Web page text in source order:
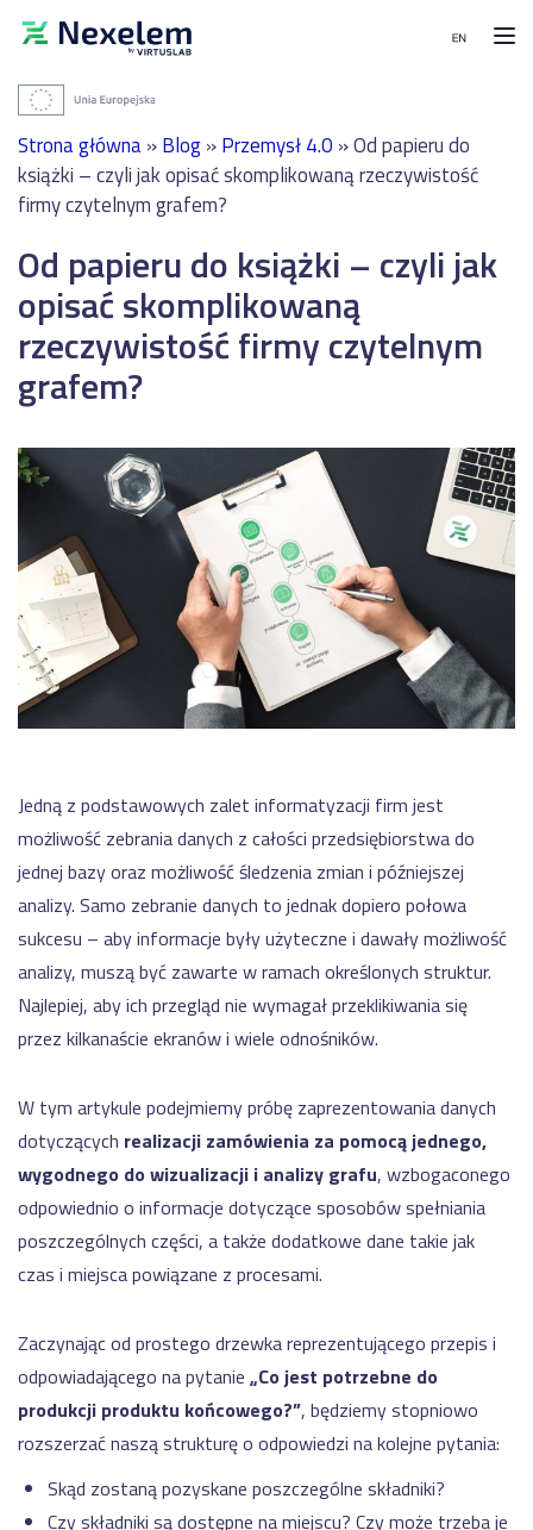
MENU
Moduły
Wdrożenia
referencje
Integracje
Kontakt
konsultacja
SKRÓTY
Moduły
Nexelem
Twój
ERP
dla
produkcji
się
na
Meetup
Produkcyjny
Sprawdź
Demo
Moduły
PRODUKCJA
System
produkcji
-
APS
System
zarządzania
i
realizacji
-
MES
magazynowy
dla
produkcji
WMS
WYDAJNOŚĆ
PRODUKCJI
maszyn
oraz
linii
(IOT)
System
monitorowania
OEE
-
Dashboardy
KPI
kompetencji
BAZA
WIEDZY
OEE –
wszystko,
co musisz
wiedzieć
Przejdź
Wdrożenia
i
referencje
WDROŻENIA
Planowanie
produkcji
zintegrowane
z
SAP
w
Sanok
Rubber
producencie
wyrobów
gumowych
motoryzacji
Automatyzacja
kalkulacji
zleceń
produkcyjnych
w
firmie
Etyflex
producenta
Jak
skutecznie
zarządzać
safety
stockami?
Obniżenie
kosztów
operacyjnych
w
firmie
z
Produkcja
kabli
i
przewodów
dla
przemysłu
samochodowego
REFERENCJE
Manex
EtyFlex
Strona główna»Blog»Przemysł 4.0 »Od papieru do
książki – czyli jak opisać skomplikowaną rzeczywistość
firmy czytelnym grafem?
Od papieru do książki – czyli jak
opisać skomplikowaną
rzeczywistość firmy czytelnym
grafem?
Jedną z podstawowych zalet informatyzacji firm jest
możliwość zebrania danych z całości przedsiębiorstwa do
jednej bazy oraz możliwość śledzenia zmian i późniejszej
analizy. Samo zebranie danych to jednak dopiero połowa
sukcesu – aby informacje były użyteczne i dawały możliwość
analizy, muszą być zawarte w ramach określonych struktur.
Najlepiej, aby ich przegląd nie wymagał przeklikiwania się
przez kilkanaście ekranów i wiele odnośników.
W tym artykule podejmiemy próbę zaprezentowania danych
dotyczących realizacji zamówienia za pomocą jednego,
wygodnego do wizualizacji i analizy grafu, wzbogaconego
odpowiednio o informacje dotyczące sposobów spełniania
poszczególnych części, a także dodatkowe dane takie jak
czas i miejsca powiązane z procesami.
Zaczynając od prostego drzewka reprezentującego przepis i
odpowiadającego na pytanie „Co jest potrzebne do
produkcji produktu końcowego?”, będziemy stopniowo
rozszerzać naszą strukturę o odpowiedzi na kolejne pytania:
Skąd zostaną pozyskane poszczególne składniki?
Czy składniki są dostępne na miejscu? Czy może trzeba je